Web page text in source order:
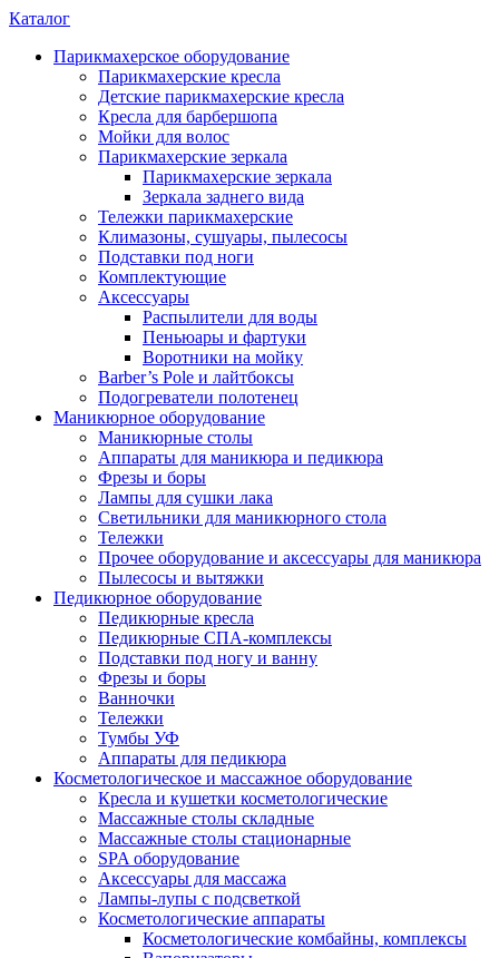
Каталог
Парикмахерское оборудование
Парикмахерские кресла
Детские парикмахерские кресла
Кресла для барбершопа
Мойки для волос
Парикмахерские зеркала
Парикмахерские зеркала
Зеркала заднего вида
Тележки парикмахерские
Климазоны, сушуары, пылесосы
Подставки под ноги
Комплектующие
Аксессуары
Распылители для воды
Пеньюары и фартуки
Воротники на мойку
Barber’s Pole и лайтбоксы
Подогреватели полотенец
Маникюрное оборудование
Маникюрные столы
Аппараты для маникюра и педикюра
Фрезы и боры
Лампы для сушки лака
Светильники для маникюрного стола
Тележки
Прочее оборудование и аксессуары для маникюра
Пылесосы и вытяжки
Педикюрное оборудование
Педикюрные кресла
Педикюрные СПА-комплексы
Подставки под ногу и ванну
Фрезы и боры
Ванночки
Тележки
Тумбы УФ
Аппараты для педикюра
Косметологическое и массажное оборудование
Кресла и кушетки косметологические
Массажные столы складные
Массажные столы стационарные
SPA оборудование
Аксессуары для массажа
Лампы-лупы с подсветкой
Косметологические аппараты
Косметологические комбайны, комплексы